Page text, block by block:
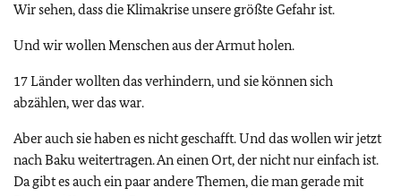
Wir sehen, dass die Klimakrise unsere größte Gefahr ist.
Und wir wollen Menschen aus der Armut holen.
17 Länder wollten das verhindern, und sie können sich
abzählen, wer das war.
Aber auch sie haben es nicht geschafft. Und das wollen wir jetzt
nach Baku weitertragen. An einen Ort, der nicht nur einfach ist.
Da gibt es auch ein paar andere Themen, die man gerade mit